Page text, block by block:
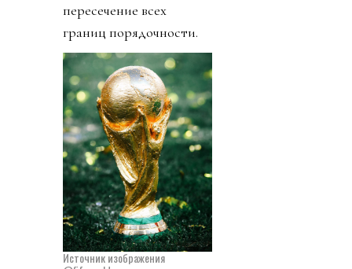
пересечение всех
границ порядочности.
Источник изображения